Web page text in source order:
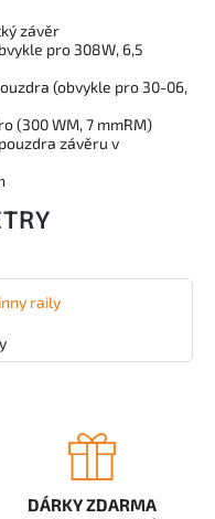
závěr
pro 308W, 6,5
(obvykle pro 30-06,
(300 WM, 7 mmRM)
závěru v
raily
DÁRKY ZDARMA